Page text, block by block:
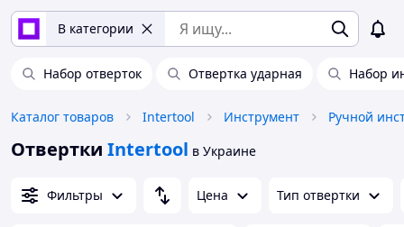
В категории
Набор отверток Отвертка ударная Набор
Каталог товаров Intertool Инструмент Ручной
Отвертки Intertool в Украине
Фильтры Цена Тип отвертки